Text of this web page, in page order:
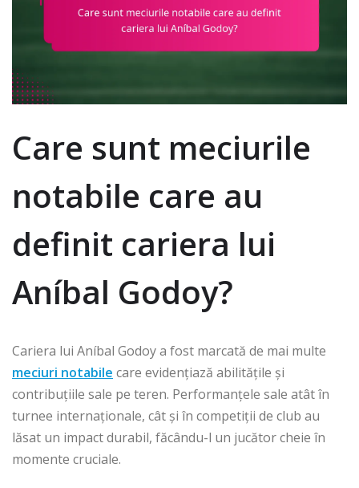
Care sunt meciurile
notabile care au
definit cariera lui
Aníbal Godoy?
Cariera lui Aníbal Godoy a fost marcată de mai multe
meciuri notabile care evidențiază abilitățile și
contribuțiile sale pe teren. Performanțele sale atât în
turnee internaționale, cât și în competiții de club au
lăsat un impact durabil, făcându-l un jucător cheie în
momente cruciale.